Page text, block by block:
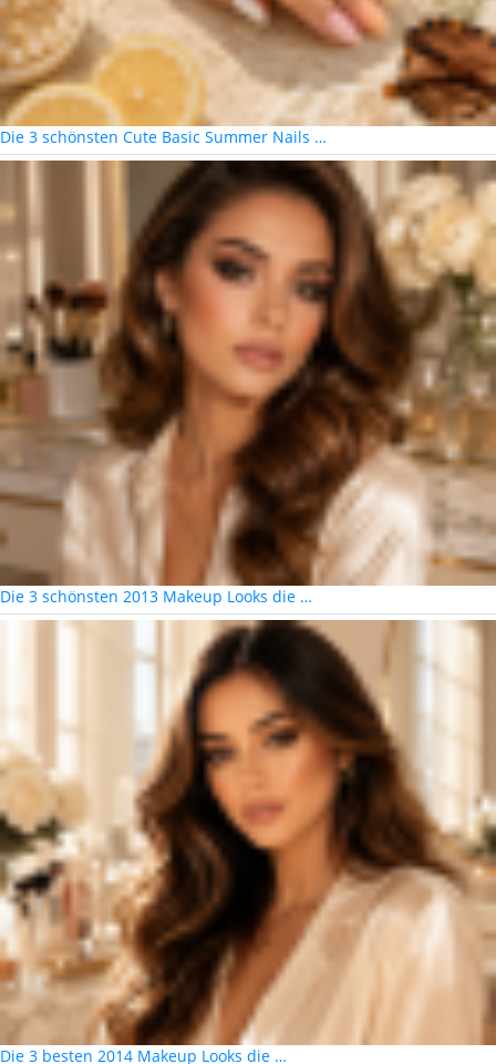
Die 3 schönsten Cute Basic Summer Nails …
Die 3 schönsten 2013 Makeup Looks die …
Die 3 besten 2014 Makeup Looks die …